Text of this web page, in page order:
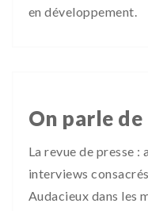
en développement.
On parle de
La revue de presse
interviews
Audacieux dans les